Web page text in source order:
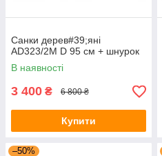
Санки дерев#39;яні
AD323/2M D 95 см + шнурок
В наявності
3 400 ₴ 6 800 ₴
Купити
–50%